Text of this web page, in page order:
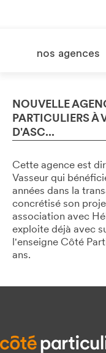
nos agences
NOUVELLE
PARTICULIERS À
D'ASC...
Cette agence est
Vasseur qui
années dans la
concrétisé son
association avec
exploite déjà avec
l'enseigne Côté
ans.